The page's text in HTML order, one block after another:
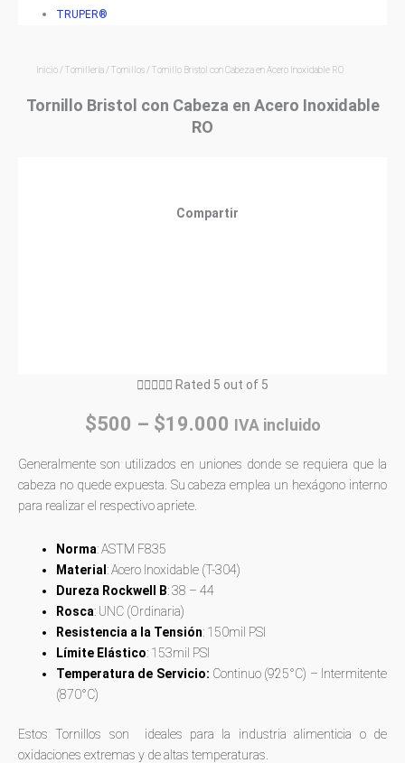
TRUPER®
Inicio /Tornillería /Tornillos / Tornillo Bristol con Cabeza en Acero Inoxidable RO
Tornillo Bristol con Cabeza en Acero Inoxidable
RO
Compartir
 Rated 5 out of 5
$500 – $19.000 IVA incluido
Generalmente son utilizados en uniones donde se requiera que la
cabeza no quede expuesta. Su cabeza emplea un hexágono interno
para realizar el respectivo apriete.
Norma: ASTM F835
Material: Acero Inoxidable (T-304)
Dureza Rockwell B: 38 – 44
Rosca: UNC (Ordinaria)
Resistencia a la Tensión: 150mil PSI
Límite Elástico: 153mil PSI
Temperatura de Servicio: Continuo (925°C) – Intermitente
(870°C)
Estos Tornillos son ideales para la industria alimenticia o de
oxidaciones extremas y de altas temperaturas.